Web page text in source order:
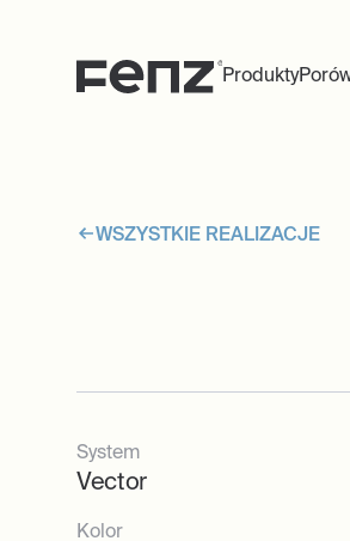
Produkty
WSZYSTKIE REALIZACJE
System
Vector
Kolor